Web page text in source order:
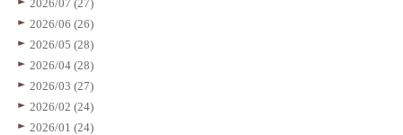
2026/07 (27)
2026/06 (26)
2026/05 (28)
2026/04 (28)
2026/03 (27)
2026/02 (24)
2026/01 (24)